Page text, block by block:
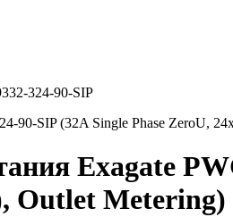
324-90-SIP
90-SIP (32A Single Phase ZeroU,
Exagate
Outlet Metering)